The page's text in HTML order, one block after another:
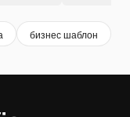
бизнес шаблон